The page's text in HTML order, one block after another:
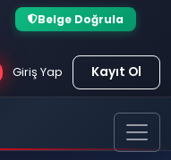
Belge Doğrula
Giriş Yap Kayıt Ol